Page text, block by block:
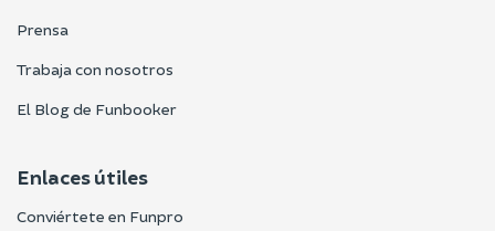
Prensa
Trabaja con nosotros
El Blog de Funbooker
Enlaces útiles
Conviértete en Funpro